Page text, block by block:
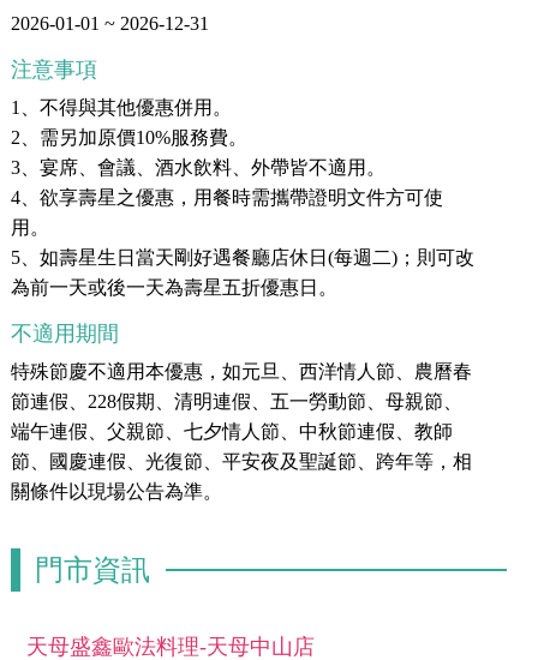
2026-01-01 ~ 2026-12-31
注意事項
1、不得與其他優惠併用。
2、需另加原價10%服務費。
3、宴席、會議、酒水飲料、外帶皆不適用。
4、欲享壽星之優惠，用餐時需攜帶證明文件方可使
用。
5、如壽星生日當天剛好遇餐廳店休日(每週二)；則可改
為前一天或後一天為壽星五折優惠日。
不適用期間
特殊節慶不適用本優惠，如元旦、西洋情人節、農曆春
節連假、228假期、清明連假、五一勞動節、母親節、
端午連假、父親節、七夕情人節、中秋節連假、教師
節、國慶連假、光復節、平安夜及聖誕節、跨年等，相
關條件以現場公告為準。
門市資訊
天母盛鑫歐法料理-天母中山店